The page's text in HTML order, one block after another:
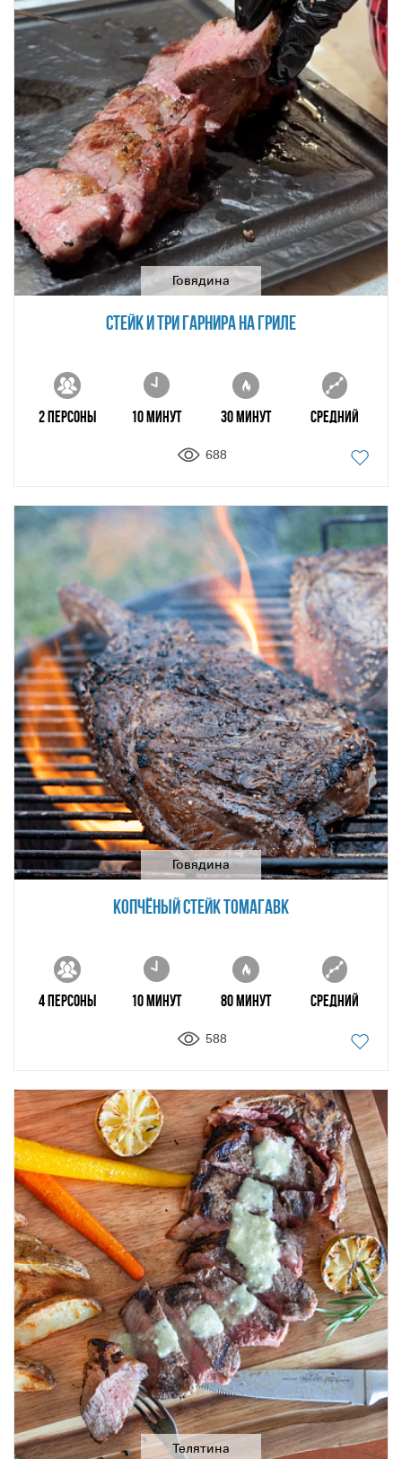
Говядина
СТЕЙК И ТРИ ГАРНИРА НА ГРИЛЕ
2 персоны 10 минут 30 минут Средний
688
Говядина
КОПЧЁНЫЙ СТЕЙК ТОМАГАВК
4 персоны 10 минут 80 минут Средний
588
Телятина